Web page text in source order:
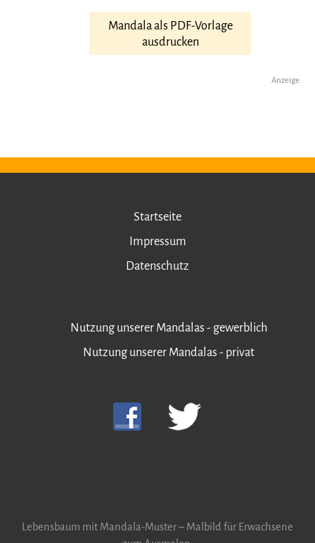
Mandala als PDF-Vorlage
ausdrucken
Anzeige
Startseite
Impressum
Datenschutz
Nutzung unserer Mandalas - gewerblich
Nutzung unserer Mandalas - privat
Lebensbaum mit Mandala-Muster – Malbild für Erwachsene